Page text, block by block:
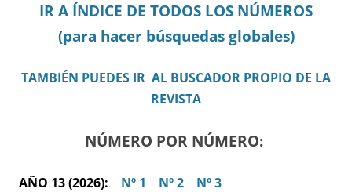
IR A ÍNDICE DE TODOS LOS NÚMEROS
(para hacer búsquedas globales)
TAMBIÉN PUEDES IR AL BUSCADOR PROPIO DE LA
REVISTA
NÚMERO POR NÚMERO:
AÑO 13 (2026): Nº 1 Nº 2 Nº 3